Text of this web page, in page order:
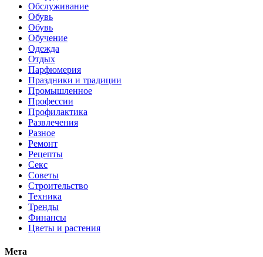
Обслуживание
Обувь
Обувь
Обучение
Одежда
Отдых
Парфюмерия
Праздники и традиции
Промышленное
Профессии
Профилактика
Развлечения
Разное
Ремонт
Рецепты
Секс
Советы
Строительство
Техника
Тренды
Финансы
Цветы и растения
Мета